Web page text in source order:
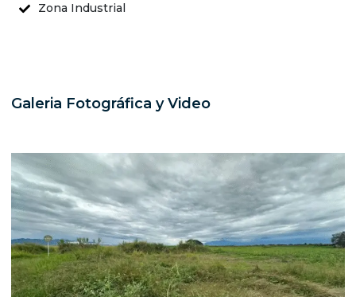
Zona Industrial
Galeria Fotográfica y Video